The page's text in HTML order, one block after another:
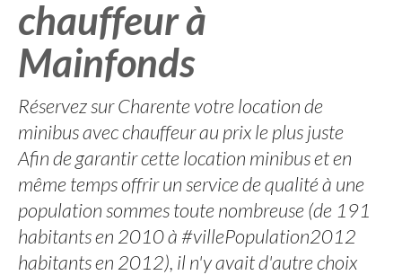
chauffeur à
Mainfonds
Réservez sur Charente votre location de
minibus avec chauffeur au prix le plus juste
Afin de garantir cette location minibus et en
même temps offrir un service de qualité à une
population sommes toute nombreuse (de 191
habitants en 2010 à #villePopulation2012
habitants en 2012), il n'y avait d'autre choix